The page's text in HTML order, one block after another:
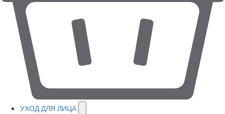
УХОД ДЛЯ ЛИЦА